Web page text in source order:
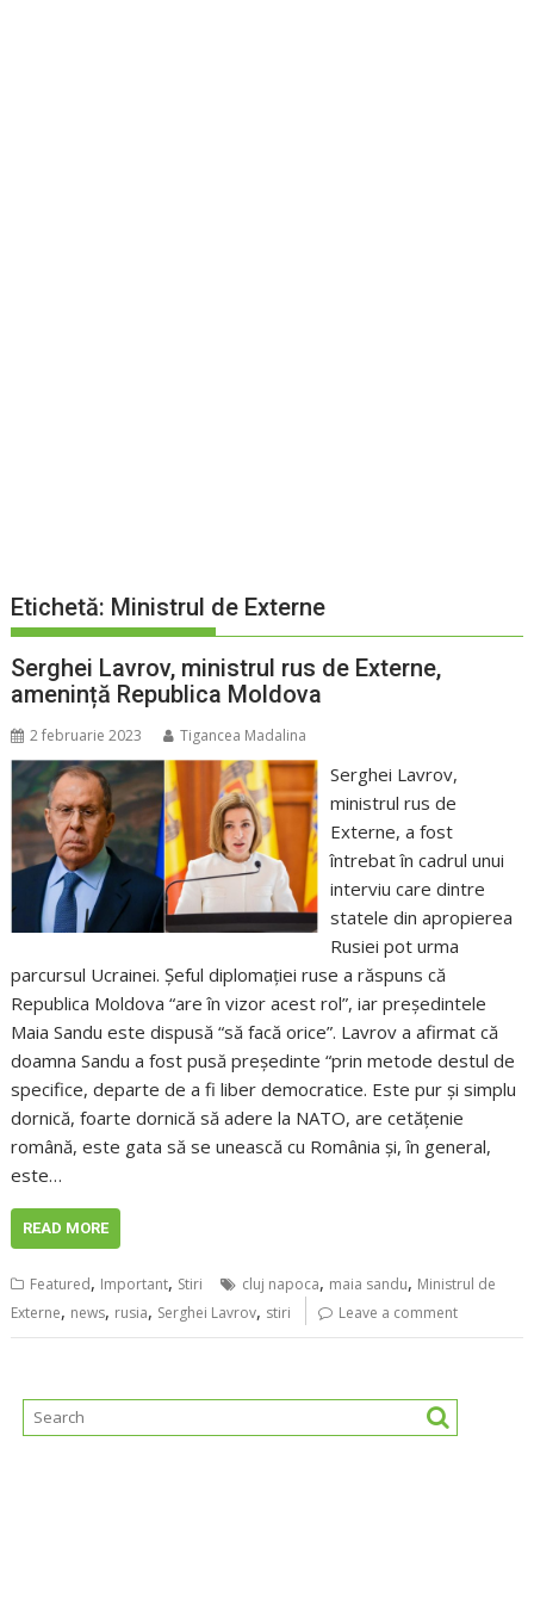
Etichetă: Ministrul de Externe
Serghei Lavrov, ministrul rus de Externe,
amenință Republica Moldova
2 februarie 2023 Tigancea Madalina
Serghei Lavrov,
ministrul rus de
Externe, a fost
întrebat în cadrul unui
interviu care dintre
statele din apropierea
Rusiei pot urma
parcursul Ucrainei. Șeful diplomației ruse a răspuns că
Republica Moldova “are în vizor acest rol”, iar președintele
Maia Sandu este dispusă “să facă orice”. Lavrov a afirmat că
doamna Sandu a fost pusă președinte “prin metode destul de
specifice, departe de a fi liber democratice. Este pur și simplu
dornică, foarte dornică să adere la NATO, are cetățenie
română, este gata să se unească cu România și, în general,
este…
READ MORE
Featured, Important, Stiri cluj napoca, maia sandu, Ministrul de
Externe, news, rusia, Serghei Lavrov, stiri Leave a comment